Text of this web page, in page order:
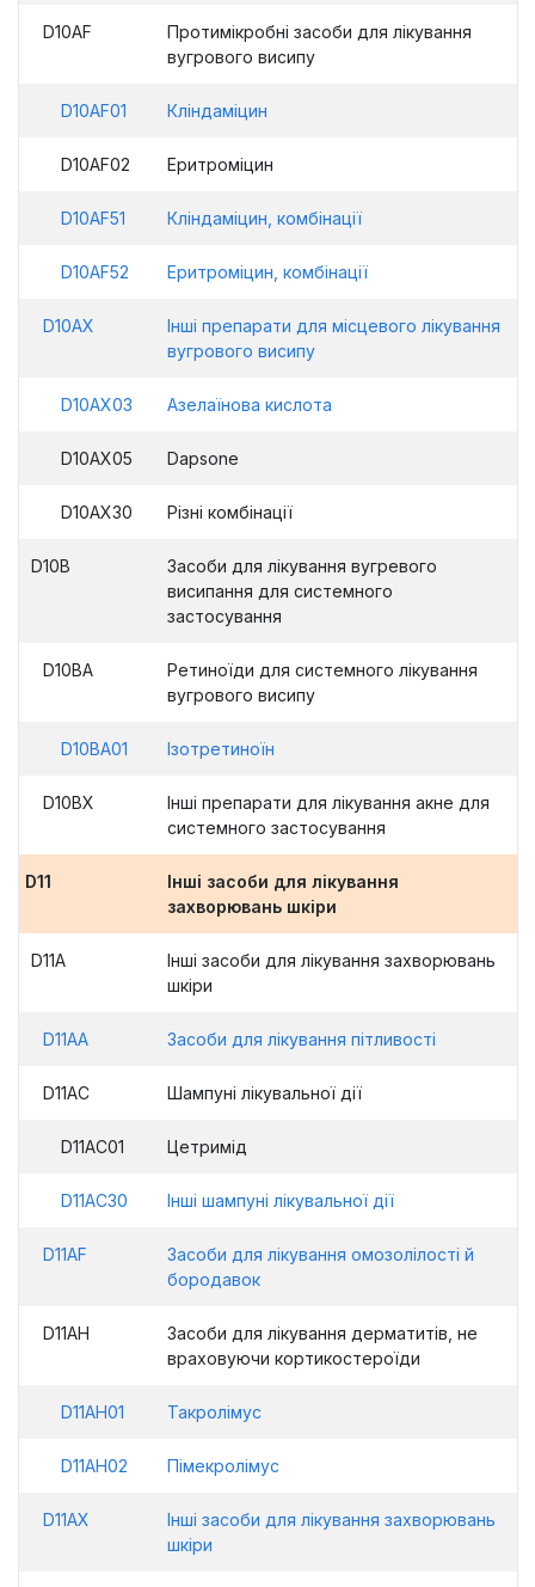
D10AF
Протимікробні засоби для лікування
вугрового висипу
D10AF01 Кліндаміцин
D10AF02 Еритроміцин
D10AF51 Кліндаміцин, комбінації
D10AF52 Еритроміцин, комбінації
D10AX
Інші препарати для місцевого лікування
вугрового висипу
D10AX03 Азелаїнова кислота
D10AX05 Dapsone
D10AX30 Різні комбінації
D10B
Засоби для лікування вугревого
висипання для системного
застосування
D10BA
Ретиноїди для системного лікування
вугрового висипу
D10BA01 Ізотретиноїн
D10BX
Інші препарати для лікування акне для
системного застосування
D11
Інші засоби для лікування
захворювань шкіри
D11A
Інші засоби для лікування захворювань
шкіри
D11AA Засоби для лікування пітливості
D11AC Шампуні лікувальної дії
D11AC01 Цетримід
D11AC30 Інші шампуні лікувальної дії
D11AF
Засоби для лікування омозолілості й
бородавок
D11AH
Засоби для лікування дерматитів, не
враховуючи кортикостероїди
D11AH01 Такролімус
D11AH02 Пімекролімус
D11AX
Інші засоби для лікування захворювань
шкіри